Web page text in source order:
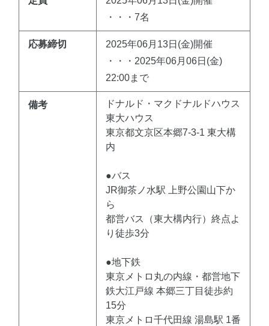
・・・7名
応募締切
2025年06月13日(金)開催
・・・2025年06月06日(金)
22:00まで
備考
ドナルド・マクドナルドハウス
東大ハウス
東京都文京区本郷7-3-1 東大構
内
●バス
JR御茶ノ水駅 上野公園山下か
ら
都営バス（東大構内行）終点よ
り徒歩3分
●地下鉄
東京メトロ丸の内線・都営地下
鉄大江戸線 本郷三丁目徒歩約
15分
東京メトロ千代田線 湯島駅 1番